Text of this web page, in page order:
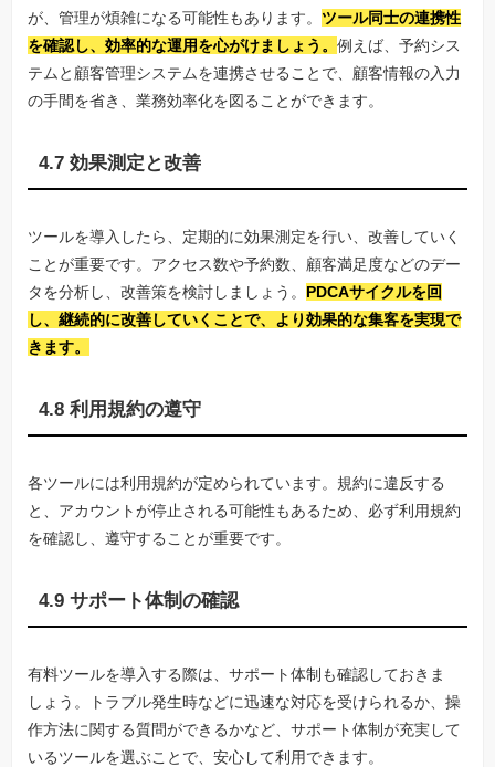
が、管理が煩雑になる可能性もあります。 ツール同士の連携性
を確認し、効率的な運用を心がけましょう。例えば、予約シス
テムと顧客管理システムを連携させることで、顧客情報の入力
の手間を省き、業務効率化を図ることができます。
4.7 効果測定と改善
ツールを導入したら、定期的に効果測定を行い、改善していく
ことが重要です。アクセス数や予約数、顧客満足度などのデー
タを分析し、改善策を検討しましょう。 PDCAサイクルを回
し、継続的に改善していくことで、より効果的な集客を実現で
きます。
4.8 利用規約の遵守
各ツールには利用規約が定められています。規約に違反する
と、アカウントが停止される可能性もあるため、必ず利用規約
を確認し、遵守することが重要です。
4.9 サポート体制の確認
有料ツールを導入する際は、サポート体制も確認しておきま
しょう。トラブル発生時などに迅速な対応を受けられるか、操
作方法に関する質問ができるかなど、サポート体制が充実して
いるツールを選ぶことで、安心して利用できます。